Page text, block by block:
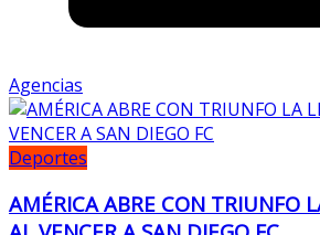
Agencias
Deportes
AMÉRICA ABRE CON TRIUNFO